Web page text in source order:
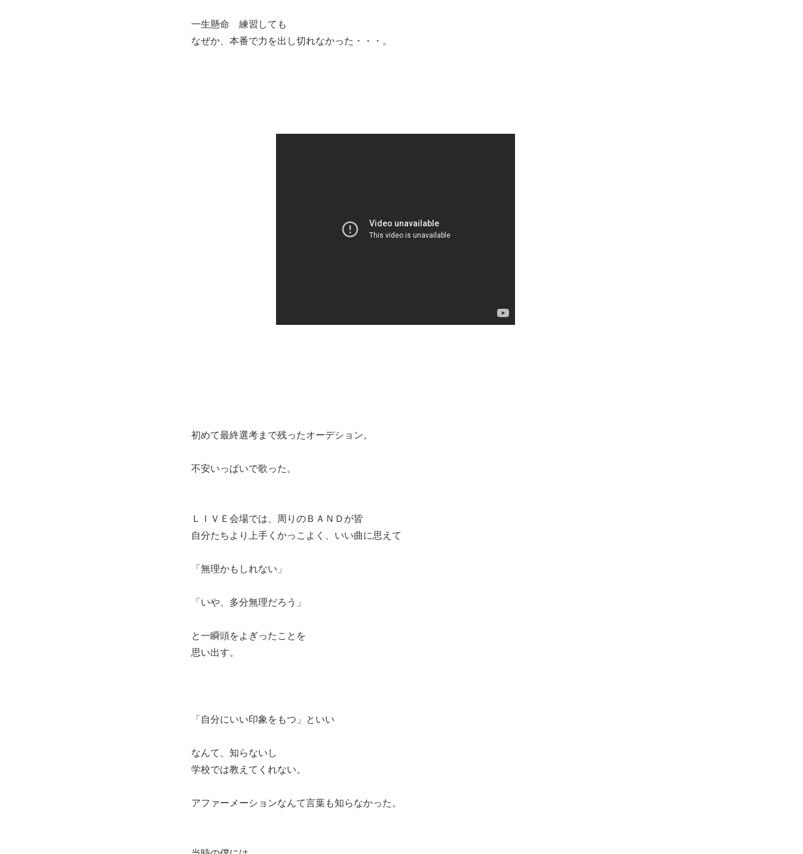
一生懸命 練習しても
なぜか、本番で力を出し切れなかった・・・。
初めて最終選考まで残ったオーデション。
不安いっぱいで歌った。
ＬＩＶＥ会場では、周りのＢＡＮＤが皆
自分たちより上手くかっこよく、いい曲に思えて
「無理かもしれない」
「いや、多分無理だろう」
と一瞬頭をよぎったことを
思い出す。
「自分にいい印象をもつ」といい
なんて、知らないし
学校では教えてくれない。
アファーメーションなんて言葉も知らなかった。